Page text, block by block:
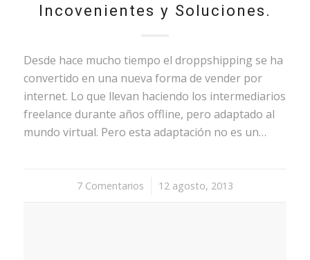
Incovenientes y Soluciones.
Desde hace mucho tiempo el droppshipping se ha
convertido en una nueva forma de vender por
internet. Lo que llevan haciendo los intermediarios
freelance durante años offline, pero adaptado al
mundo virtual. Pero esta adaptación no es un…
7 Comentarios
/ 12 agosto, 2013